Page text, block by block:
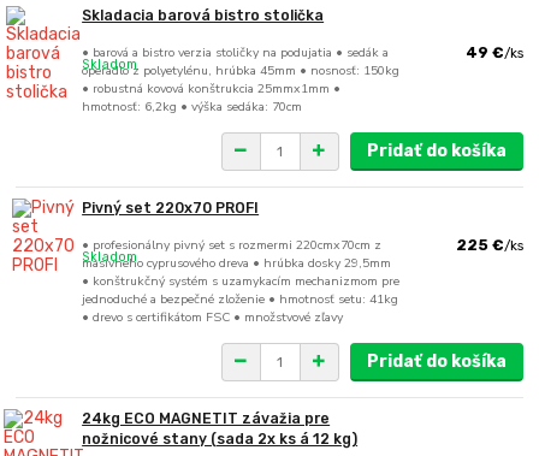
Skladacia barová bistro stolička
• barová a bistro verzia stoličky na podujatia • sedák a
operadlo z polyetylénu, hrúbka 45mm • nosnosť: 150kg
• robustná kovová konštrukcia 25mmx1mm •
hmotnosť: 6,2kg • výška sedáka: 70cm
49 €/ks
Skladom
Pridať do košíka
Pivný set 220x70 PROFI
• profesionálny pivný set s rozmermi 220cmx70cm z
masívneho cyprusového dreva • hrúbka dosky 29,5mm
• konštrukčný systém s uzamykacím mechanizmom pre
jednoduché a bezpečné zloženie • hmotnosť setu: 41kg
• drevo s certifikátom FSC • množstvové zľavy
225 €/ks
Skladom
Pridať do košíka
24kg ECO MAGNETIT závažia pre
nožnicové stany (sada 2x ks á 12 kg)